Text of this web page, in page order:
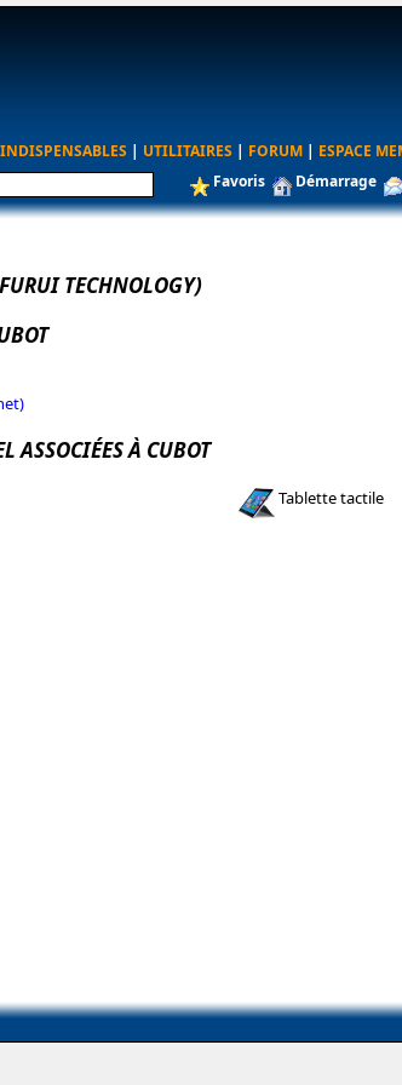
INDISPENSABLES | UTILITAIRES | FORUM | ESPACE
Favoris Démarrage
TECHNOLOGY)
ASSOCIÉES À CUBOT
Tablette tactile